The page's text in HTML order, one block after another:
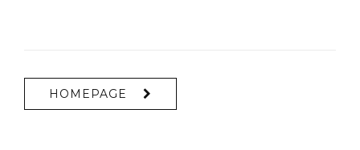
HOMEPAGE